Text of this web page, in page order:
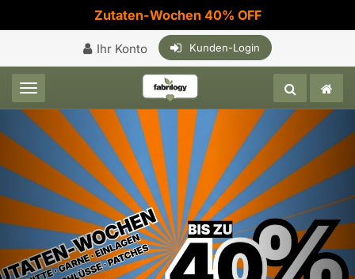
Zutaten-Wochen 40% OFF
Ihr Konto Kunden-Login
Toggle navigation